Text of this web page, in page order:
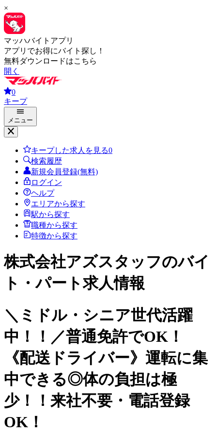
×
マッハバイトアプリ
アプリでお得にバイト探し！
無料ダウンロードはこちら
開く
0
キープ
メニュー
キープした求人を見る0
検索履歴
新規会員登録(無料)
ログイン
ヘルプ
エリアから探す
駅から探す
職種から探す
特徴から探す
株式会社アズスタッフのバイ
ト・パート求人情報
＼ミドル・シニア世代活躍
中！！／普通免許でOK！
《配送ドライバー》運転に集
中できる◎体の負担は極
少！！来社不要・電話登録
OK！